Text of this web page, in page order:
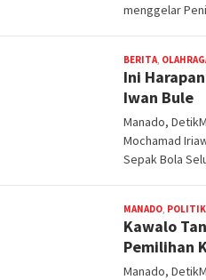
menggelar
BERITA
Ini
Iwan Bule
Manado,
Mochamad
Sepak Bola
MANADO POLITIK
Kawalo
Pemilihan
Manado,